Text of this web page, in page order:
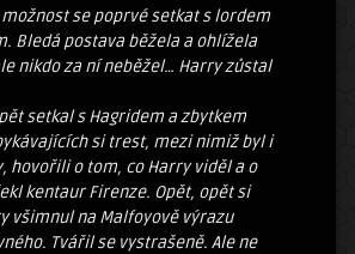
se poprvé setkat s lordem
Bledá postava běžela a ohlížela
nikdo za ní neběžel… Harry zůstal
setkal s Hagridem a zbytkem
si trest, mezi nimiž byl i
hovořili o tom, co Harry viděl a o
kentaur Firenze. Opět, opět si
všimnul na Malfoyově výrazu
Tvářil se vystrašeně. Ale ne